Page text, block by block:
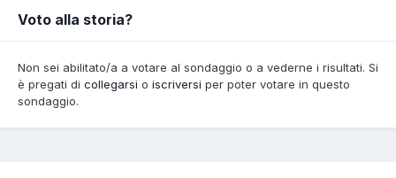
Voto alla storia?
Non sei abilitato/a a votare al sondaggio o a vederne i risultati. Si
è pregati di collegarsi o iscriversi per poter votare in questo
sondaggio.